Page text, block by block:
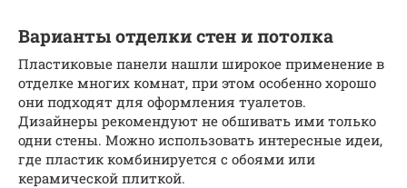
Варианты отделки стен и потолка
Пластиковые панели нашли широкое применение в
отделке многих комнат, при этом особенно хорошо
они подходят для оформления туалетов.
Дизайнеры рекомендуют не обшивать ими только
одни стены. Можно использовать интересные идеи,
где пластик комбинируется с обоями или
керамической плиткой.